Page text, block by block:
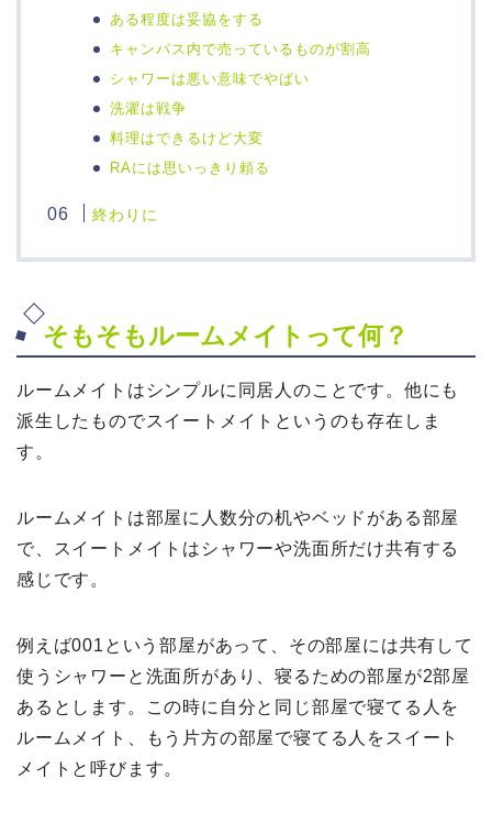
ある程度は妥協をする
キャンパス内で売っているものが割高
シャワーは悪い意味でやばい
洗濯は戦争
料理はできるけど大変
RAには思いっきり頼る
終わりに
そもそもルームメイトって何？
ルームメイトはシンプルに同居人のことです。他にも
派生したものでスイートメイトというのも存在しま
す。
ルームメイトは部屋に人数分の机やベッドがある部屋
で、スイートメイトはシャワーや洗面所だけ共有する
感じです。
例えば001という部屋があって、その部屋には共有して
使うシャワーと洗面所があり、寝るための部屋が2部屋
あるとします。この時に自分と同じ部屋で寝てる人を
ルームメイト、もう片方の部屋で寝てる人をスイート
メイトと呼びます。